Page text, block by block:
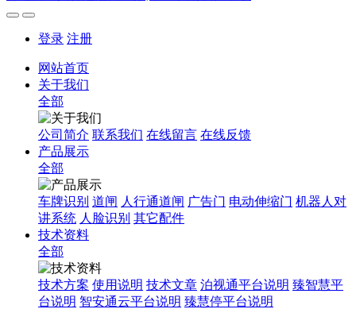
登录 注册
网站首页
关于我们
全部
公司简介 联系我们 在线留言 在线反馈
产品展示
全部
车牌识别 道闸 人行通道闸 广告门 电动伸缩门 机器人对
讲系统 人脸识别 其它配件
技术资料
全部
技术方案 使用说明 技术文章 泊视通平台说明 臻智慧平
台说明 智安通云平台说明 臻慧停平台说明